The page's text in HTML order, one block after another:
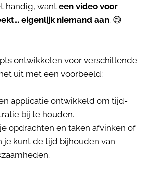
handig, want een video voor
eigenlijk niemand aan. 😅
ontwikkelen voor verschillende
het uit met een voorbeeld:
applicatie ontwikkeld om tijd-
bij te houden.
opdrachten en taken afvinken of
je kunt de tijd bijhouden van